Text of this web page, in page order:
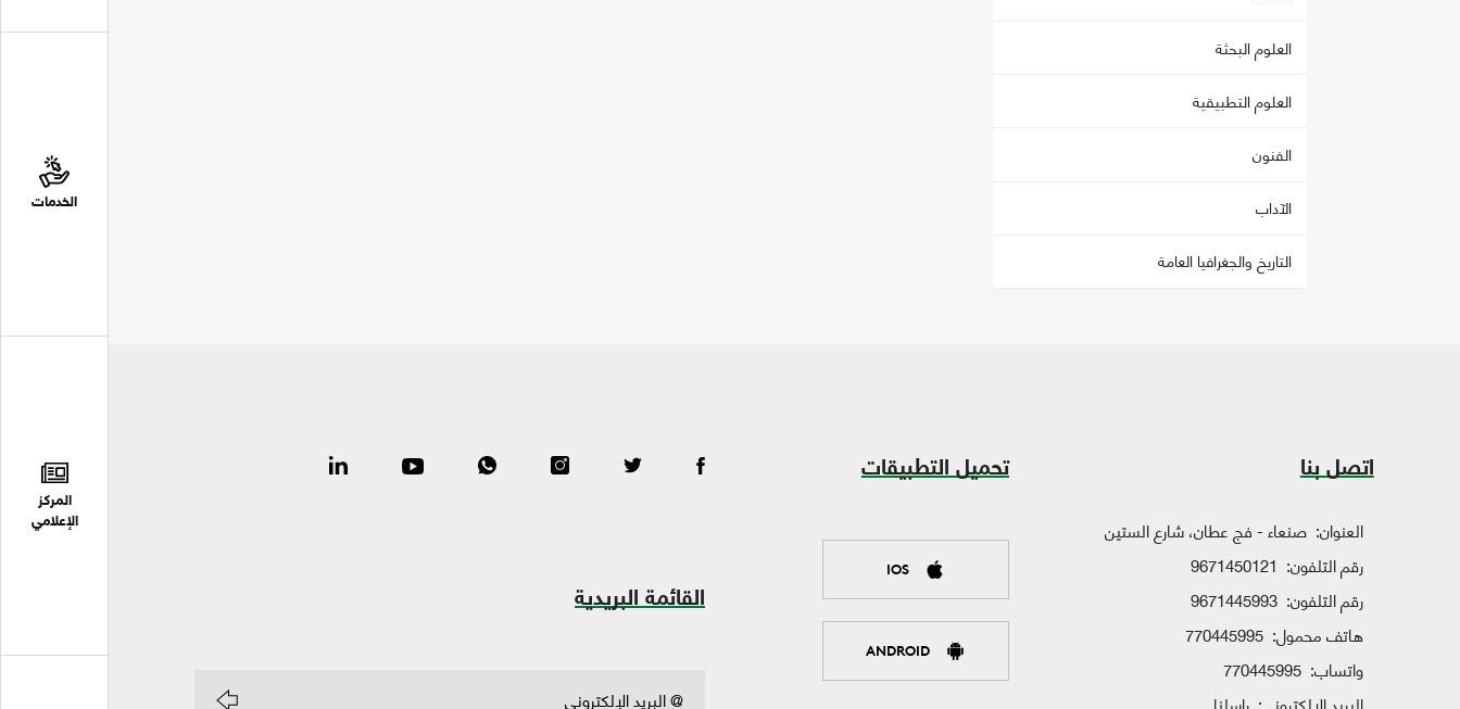
الخدمات
المركز
الإعلامي
العلوم البحثة
العلوم التطبيقية
الفنون
الآداب
التاريخ والجغرافيا العامة
اتصل بنا
العنوان: صنعاء - فج عطان، شارع الستين
رقم التلفون: 9671450121
رقم التلفون: 9671445993
هاتف محمول: 770445995
واتساب: 770445995
تحميل التطبيقات
IOS
ANDROID
القائمة البريدية